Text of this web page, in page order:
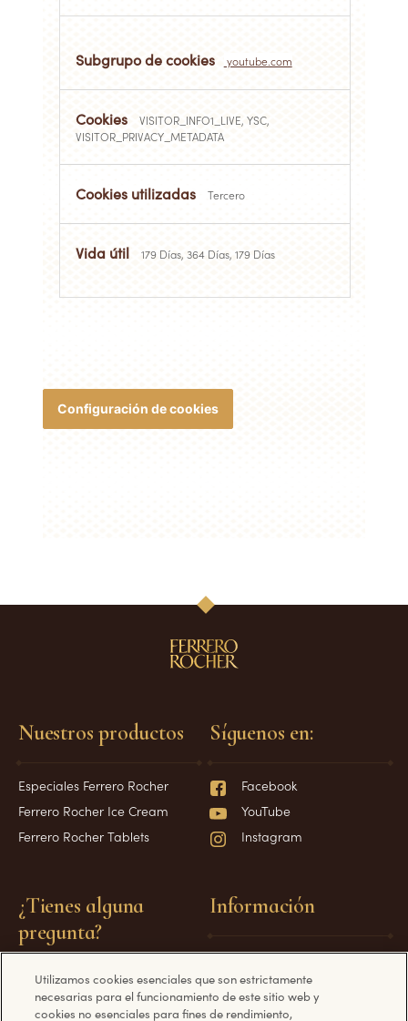
youtube.com
VISITOR_INFO1_LIVE, YSC,
VISITOR_PRIVACY_METADATA
Tercero
179 Días, 364 Días, 179 Días
Configuración de cookies
Nuestros productos
Especiales Ferrero Rocher
Ferrero Rocher Ice Cream
Ferrero Rocher Tablets
¿Tienes alguna
pregunta?
Preguntas frecuentes
Contáctanos
Información
Requerimientos técnicos
Aviso de Privacidad
Política de Cookies
Síguenos en:
Facebook
YouTube
Instagram
Utilizamos cookies esenciales que son estrictamente
necesarias para el funcionamiento de este sitio web y
cookies no esenciales para fines de rendimiento,